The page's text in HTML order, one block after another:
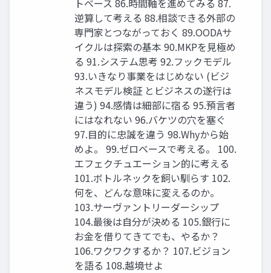
トベース 86.時間軸を進めてみる 87.
逆算して考える 88.相談できる外部の
専⾨家とつながっておく 89.OODAサ
イクルは探索の基本 90.MKPを⾒極め
る 91.システム思考 92.フックモデル
93.いきなり事業をはじめない (ビジ
ネスモデル検証 とビジネスの遂⾏は
違う) 94.感情は細部に宿る 95.預⾔者
にはなれない 96.バケツの⽳を塞ぐ
97.⽬的に忠誠を違う 98.Whyから始
めよ。 99.ゼロベースで考える。 100.
エフェクチュエーション的に考える
101.ボトルネックを飼い馴らす 102.
何を、どんな意味に変えるのか。
103.サーヴァントリーダーシップ
104.最後は⾃分が決める 105.銀⾏に
お⾦を借りてきてでも、やるか？
106.ワクワクするか？ 107.ビジョン
を語る 108.越境せよ